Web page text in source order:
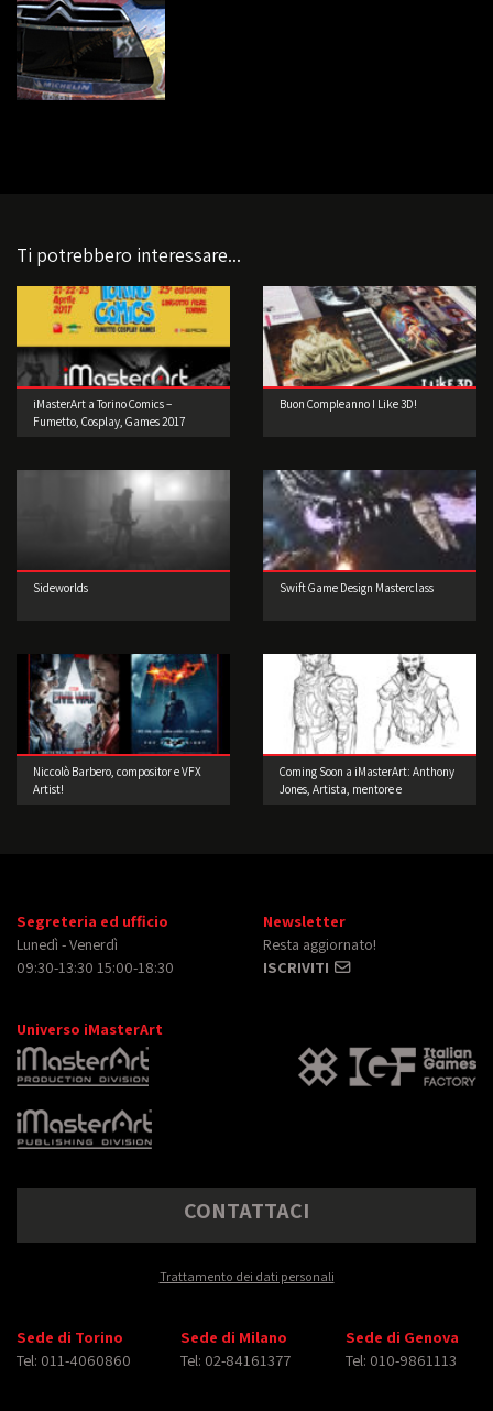
Ti potrebbero interessare...
iMasterArt a Torino Comics –
Fumetto, Cosplay, Games 2017
Buon Compleanno I Like 3D!
Sideworlds Swift Game Design Masterclass
Niccolò Barbero, compositor e VFX
Artist!
Coming Soon a iMasterArt: Anthony
Jones, Artista, mentore e
Segreteria ed ufficio
Lunedì - Venerdì
09:30-13:30 15:00-18:30
Newsletter
Resta aggiornato!
ISCRIVITI
Universo iMasterArt
CONTATTACI
Trattamento dei dati personali
Sede di Torino
Tel: 011-4060860
Sede di Milano
Tel: 02-84161377
Sede di Genova
Tel: 010-9861113